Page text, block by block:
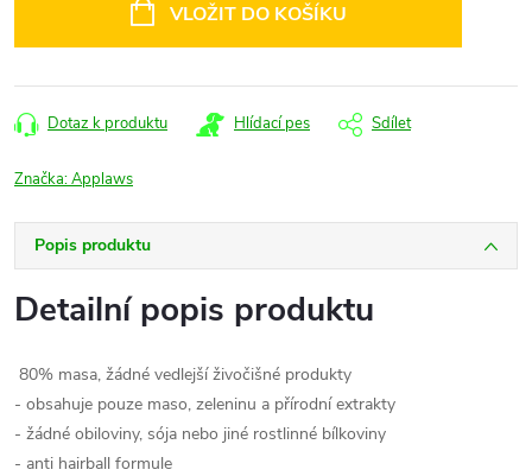
VLOŽIT DO KOŠÍKU
Dotaz k produktu Hlídací pes Sdílet
Značka:Applaws
Popis produktu
Detailní popis produktu
80% masa, žádné vedlejší živočišné produkty
- obsahuje pouze maso, zeleninu a přírodní extrakty
- žádné obiloviny, sója nebo jiné rostlinné bílkoviny
- anti hairball formule